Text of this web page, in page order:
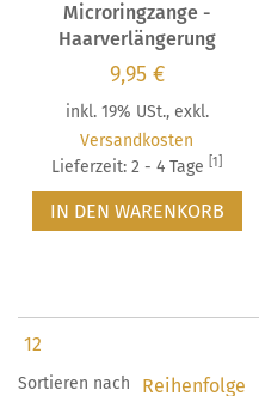
Microringzange -
Haarverlängerung
9,95 €
inkl. 19% USt., exkl.
Versandkosten
Lieferzeit: 2 - 4 Tage [1]
IN DEN WARENKORB
Sortieren nach